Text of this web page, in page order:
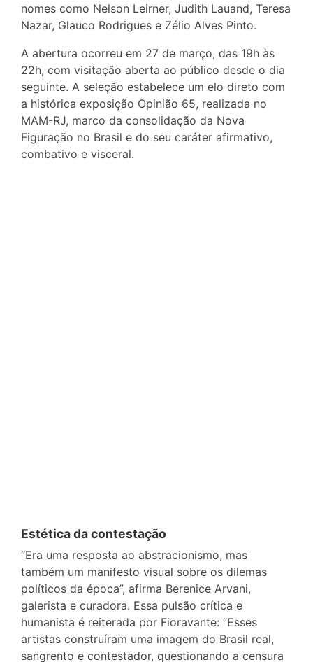
nomes como Nelson Leirner, Judith Lauand, Teresa
Nazar, Glauco Rodrigues e Zélio Alves Pinto.
A abertura ocorreu em 27 de março, das 19h às
22h, com visitação aberta ao público desde o dia
seguinte. A seleção estabelece um elo direto com
a histórica exposição Opinião 65, realizada no
MAM-RJ, marco da consolidação da Nova
Figuração no Brasil e do seu caráter afirmativo,
combativo e visceral.
Estética da contestação
“Era uma resposta ao abstracionismo, mas
também um manifesto visual sobre os dilemas
políticos da época”, afirma Berenice Arvani,
galerista e curadora. Essa pulsão crítica e
humanista é reiterada por Fioravante: “Esses
artistas construíram uma imagem do Brasil real,
sangrento e contestador, questionando a censura